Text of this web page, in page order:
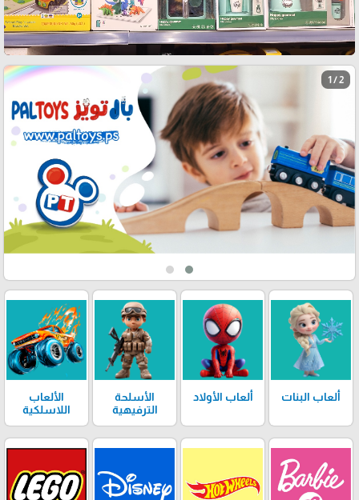
2 / 2
ألعاب البنات ألعاب الأولاد
الأسلحة
الترفيهية
الألعاب
اللاسلكية